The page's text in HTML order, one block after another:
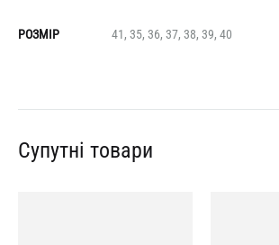
РОЗМІР 41, 35, 36, 37, 38, 39, 40
Супутні товари